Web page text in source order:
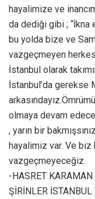
hayalimize ve
da dediği gibi ; “İkna
bu yolda bize ve
vazgeçmeyen
İstanbul olarak
İstanbul’da gerekse
olmaya devam
, yarın bir
hayalimiz var. Ve biz
vazgeçmeyeceğiz.
-HASRET KARAMAN
ŞİRİNLER